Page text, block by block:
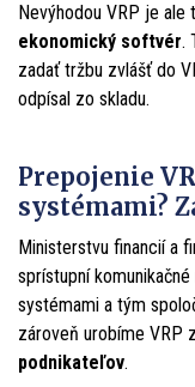
Nevýhodou VRP je ale
ekonomický softvér.
zadať tržbu zvlášť do
odpísal zo skladu.
Prepojenie
systémami?
Ministerstvu financií a
sprístupní
systémami a tým
zároveň urobíme VRP
podnikateľov.